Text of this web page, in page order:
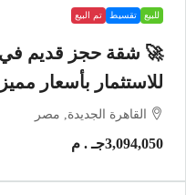
للبيع تقسيط تم البيع
🚀 شقة حجز قديم في
للاستثمار بأسعار
القاهرة الجديدة, مصر
3,094,050جـ . م